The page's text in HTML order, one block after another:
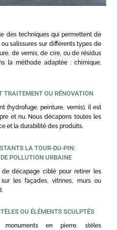
des techniques qui permettent de
salissures sur différents types de
de vernis, de cire, ou de résidus
la méthode adaptée : chimique,
TRAITEMENT OU RÉNOVATION
(hydrofuge, peinture, vernis), il est
et nu. Nous décapons toutes les
et la durabilité des produits.
LA TOUR-DU-PIN:
POLLUTION URBAINE
de décapage ciblé pour retirer les
les façades, vitrines, murs ou
OU ÉLÉMENTS SCULPTÉS
en pierre, stèles